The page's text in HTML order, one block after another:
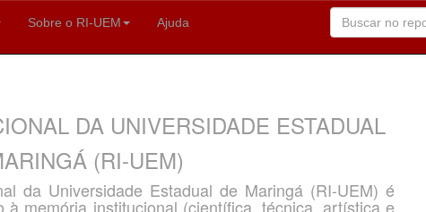
Sobre o RI-UEM Ajuda
DA UNIVERSIDADE ESTADUAL
(RI-UEM)
da Universidade Estadual de Maringá (RI-UEM) é
memória institucional (científica, técnica, artística e